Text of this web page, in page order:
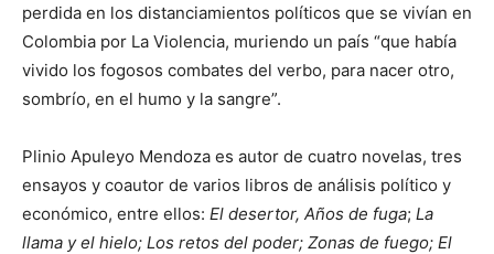
perdida en los distanciamientos políticos que se vivían en
Colombia por La Violencia, muriendo un país “que había
vivido los fogosos combates del verbo, para nacer otro,
sombrío, en el humo y la sangre”.
Plinio Apuleyo Mendoza es autor de cuatro novelas, tres
ensayos y coautor de varios libros de análisis político y
económico, entre ellos: El desertor, Años de fuga; La
llama y el hielo; Los retos del poder; Zonas de fuego; El